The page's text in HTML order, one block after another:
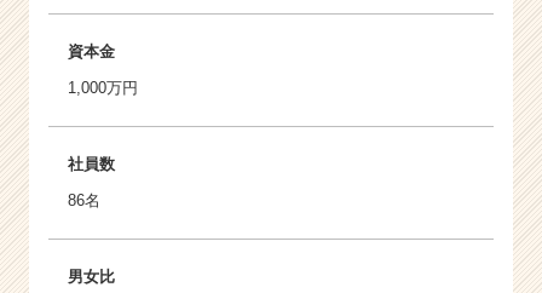
資本金
1,000万円
社員数
86名
男女比